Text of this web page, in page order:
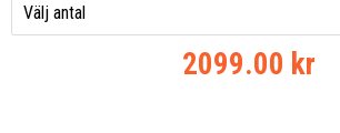
2099.00 kr